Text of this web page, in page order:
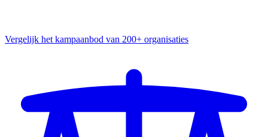
Vergelijk het kampaanbod van 200+ organisaties